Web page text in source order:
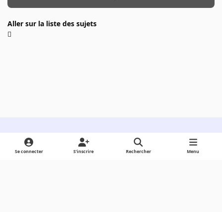
Aller sur la liste des sujets
Light ModeDark ModeSystem Preference
Se connecter S’inscrire Rechercher Menu